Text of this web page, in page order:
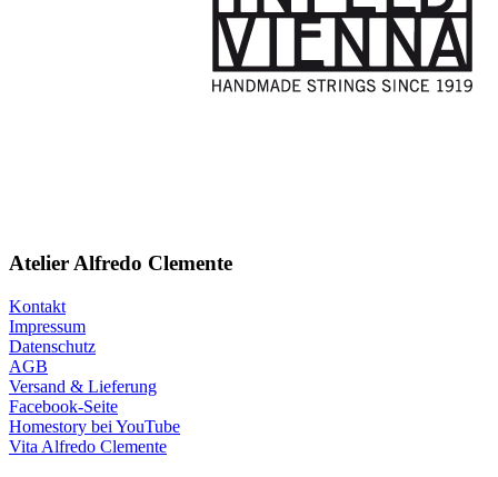
Atelier Alfredo Clemente
Kontakt
Impressum
Datenschutz
AGB
Versand & Lieferung
Facebook-Seite
Homestory bei YouTube
Vita Alfredo Clemente